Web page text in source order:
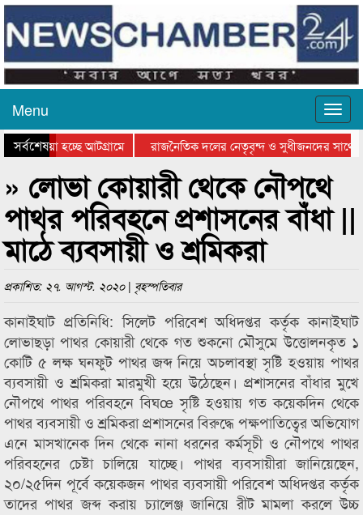
Menu
সর্বশেষ
যাওয়া হচ্ছে আটগ্রামে
রাজনৈতিক দলের নেতৃবৃন্দ ও সুধীজনদের সাথে
সিলেটে বাংলাদেশ গ্রুপ থিয়েটার ফেডারেশানের
» লোভা কোয়ারী থেকে নৌপথে
পাথর পরিবহনে প্রশাসনের বাঁধা ||
মাঠে ব্যবসায়ী ও শ্রমিকরা
প্রকাশিত: ২৭. আগস্ট. ২০২০ | বৃহস্পতিবার
কানাইঘাট প্রতিনিধি: সিলেট পরিবেশ অধিদপ্তর কর্তৃক কানাইঘাট
লোভাছড়া পাথর কোয়ারী থেকে গত শুকনো মৌসুমে উত্তোলনকৃত ১
কোটি ৫ লক্ষ ঘনফুট পাথর জব্দ নিয়ে অচলাবস্থা সৃষ্টি হওয়ায় পাথর
ব্যবসায়ী ও শ্রমিকরা মারমুখী হয়ে উঠেছেন। প্রশাসনের বাঁধার মুখে
নৌপথে পাথর পরিবহনে বিঘœ সৃষ্টি হওয়ায় গত কয়েকদিন থেকে
পাথর ব্যবসায়ী ও শ্রমিকরা প্রশাসনের বিরুদ্ধে পক্ষপাতিত্বের অভিযোগ
এনে মাসখানেক দিন থেকে নানা ধরনের কর্মসূচী ও নৌপথে পাথর
পরিবহনের চেষ্টা চালিয়ে যাচ্ছে। পাথর ব্যবসায়ীরা জানিয়েছেন,
২০/২৫দিন পূর্বে কয়েকজন পাথর ব্যবসায়ী পরিবেশ অধিদপ্তর কর্তৃক
তাদের পাথর জব্দ করায় চ্যালেঞ্জ জানিয়ে রীট মামলা করলে উচ্চ